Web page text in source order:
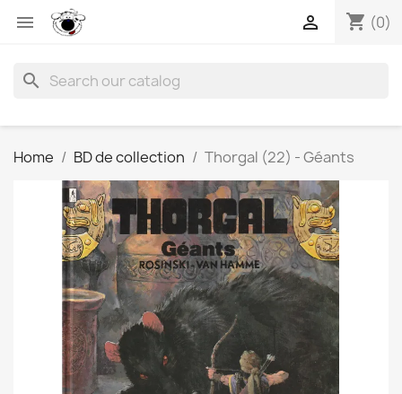
 shopping_cart (0)

search
Home BD de collection Thorgal (22) - Géants